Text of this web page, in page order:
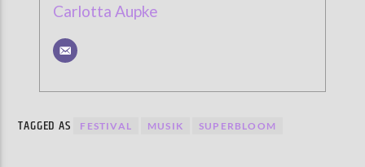
Carlotta Aupke
TAGGED AS FESTIVAL MUSIK SUPERBLOOM